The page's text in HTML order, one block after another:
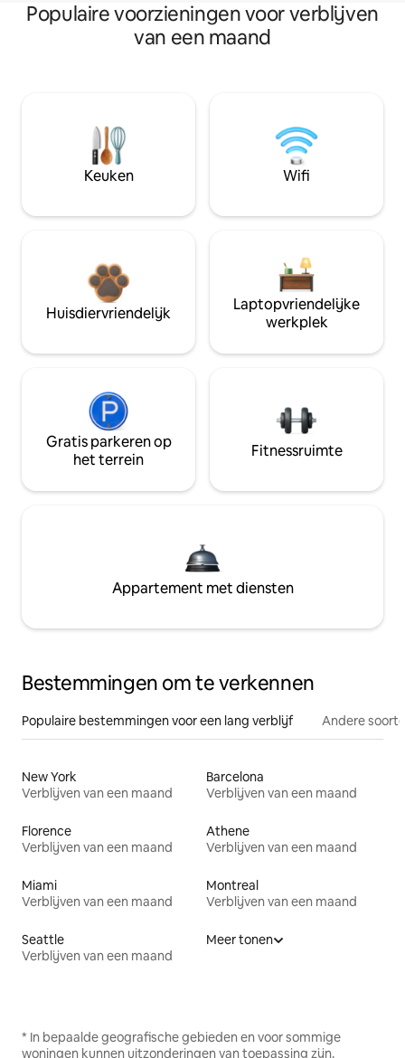
Populaire voorzieningen voor verblijven
van een maand
Keuken Wifi
Huisdiervriendelijk
Laptopvriendelijke
werkplek
Gratis parkeren op
het terrein
Fitnessruimte
Appartement met diensten
Bestemmingen om te verkennen
Populaire bestemmingen voor een lang verblijf Andere
New York
Verblijven van een maand
Barcelona
Verblijven van een maand
Florence
Verblijven van een maand
Athene
Verblijven van een maand
Miami
Verblijven van een maand
Montreal
Verblijven van een maand
Seattle
Verblijven van een maand
Meer tonen
* In bepaalde geografische gebieden en voor sommige
woningen kunnen uitzonderingen van toepassing zijn.